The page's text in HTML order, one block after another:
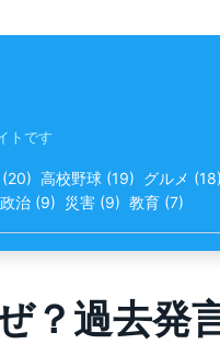
トです
(20) 高校野球 (19) グルメ (18)
政治 (9) 災害 (9) 教育 (7)
？過去発